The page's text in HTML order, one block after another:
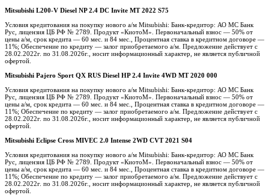
Mitsubishi L200-V Diesel NP 2.4 DC Invite MT 2022 S75
Условия кредитования на покупку нового а/м Mitsubishi: Банк-кредитор: АО МС Банк
Рус, лицензия ЦБ РФ № 2789. Продукт «КиотоМ». Первоначальный взнос — 50% от
цены а/м, срок кредита — 60 мес. и 84 мес., Процентная ставка в кредитном договоре —
11%; Обеспечение по кредиту — залог приобретаемого а/м. Предложение действует с
28.02.2022г. по 31.08.2026г., носит информационный характер, не является публичной
офертой.
Mitsubishi Pajero Sport QX RUS Diesel HP 2.4 Invite 4WD MT 2020 000
Условия кредитования на покупку нового а/м Mitsubishi: Банк-кредитор: АО МС Банк
Рус, лицензия ЦБ РФ № 2789. Продукт «КиотоМ». Первоначальный взнос — 50% от
цены а/м, срок кредита — 60 мес. и 84 мес., Процентная ставка в кредитном договоре —
11%; Обеспечение по кредиту — залог приобретаемого а/м. Предложение действует с
28.02.2022г. по 31.08.2026г., носит информационный характер, не является публичной
офертой.
Mitsubishi Eclipse Cross MIVEC 2.0 Intense 2WD CVT 2021 S04
Условия кредитования на покупку нового а/м Mitsubishi: Банк-кредитор: АО МС Банк
Рус, лицензия ЦБ РФ № 2789. Продукт «КиотоМ». Первоначальный взнос — 50% от
цены а/м, срок кредита — 60 мес. и 84 мес., Процентная ставка в кредитном договоре —
11%; Обеспечение по кредиту — залог приобретаемого а/м. Предложение действует с
28.02.2022г. по 31.08.2026г., носит информационный характер, не является публичной
офертой.